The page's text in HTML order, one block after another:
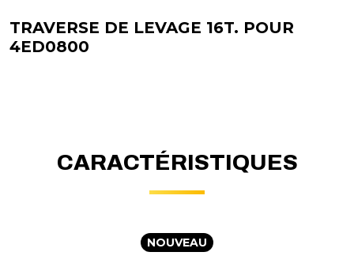
TRAVERSE DE LEVAGE 16T. POUR
4ED0800
CARACTÉRISTIQUES
NOUVEAU